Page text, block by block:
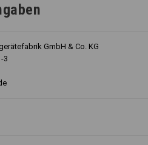
GmbH & Co. KG
3